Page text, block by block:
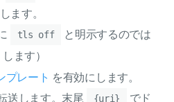
ます。
tls off
と明示するのでは
ます）
プレート を有効にします。
送します。末尾 {uri}
でド